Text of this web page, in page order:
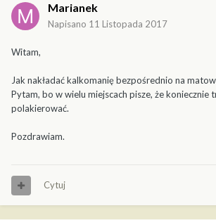
Marianek
Napisano 11 Listopada 2017
Witam,
Jak nakładać kalkomanię bezpośrednio na
Pytam, bo w wielu miejscach pisze, że koniecznie
polakierować.
Pozdrawiam.
Cytuj